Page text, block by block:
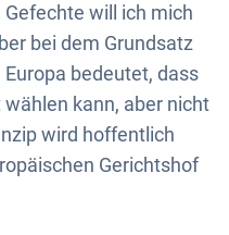
will ich mich
bei dem Grundsatz
bedeutet, dass
kann, aber nicht
wird hoffentlich
Gerichtshof